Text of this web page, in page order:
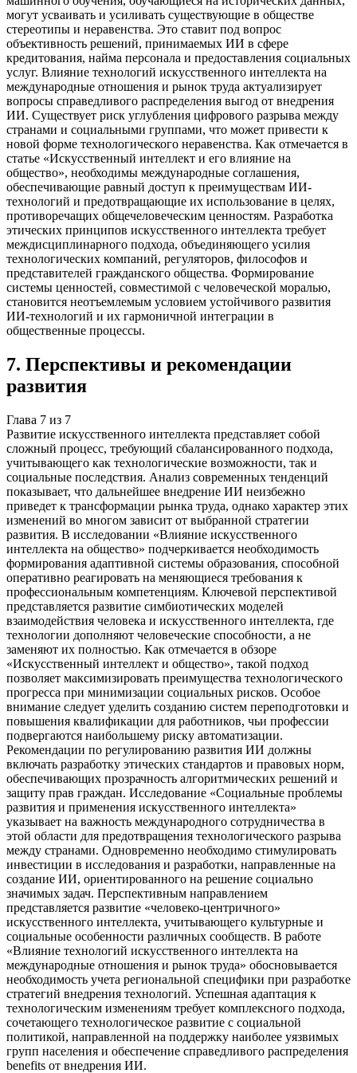
могут усваивать и усиливать существующие в обществе
стереотипы и неравенства. Это ставит под вопрос
объективность решений, принимаемых ИИ в сфере
кредитования, найма персонала и предоставления социальных
услуг. Влияние технологий искусственного интеллекта на
международные отношения и рынок труда актуализирует
вопросы справедливого распределения выгод от внедрения
ИИ. Существует риск углубления цифрового разрыва между
странами и социальными группами, что может привести к
новой форме технологического неравенства. Как отмечается в
статье «Искусственный интеллект и его влияние на
общество», необходимы международные соглашения,
обеспечивающие равный доступ к преимуществам ИИ-
технологий и предотвращающие их использование в целях,
противоречащих общечеловеческим ценностям. Разработка
этических принципов искусственного интеллекта требует
междисциплинарного подхода, объединяющего усилия
технологических компаний, регуляторов, философов и
представителей гражданского общества. Формирование
системы ценностей, совместимой с человеческой моралью,
становится неотъемлемым условием устойчивого развития
ИИ-технологий и их гармоничной интеграции в
общественные процессы.
7. Перспективы и рекомендации
развития
Глава 7 из 7
Развитие искусственного интеллекта представляет собой
сложный процесс, требующий сбалансированного подхода,
учитывающего как технологические возможности, так и
социальные последствия. Анализ современных тенденций
показывает, что дальнейшее внедрение ИИ неизбежно
приведет к трансформации рынка труда, однако характер этих
изменений во многом зависит от выбранной стратегии
развития. В исследовании «Влияние искусственного
интеллекта на общество» подчеркивается необходимость
формирования адаптивной системы образования, способной
оперативно реагировать на меняющиеся требования к
профессиональным компетенциям. Ключевой перспективой
представляется развитие симбиотических моделей
взаимодействия человека и искусственного интеллекта, где
технологии дополняют человеческие способности, а не
заменяют их полностью. Как отмечается в обзоре
«Искусственный интеллект и общество», такой подход
позволяет максимизировать преимущества технологического
прогресса при минимизации социальных рисков. Особое
внимание следует уделить созданию систем переподготовки и
повышения квалификации для работников, чьи профессии
подвергаются наибольшему риску автоматизации.
Рекомендации по регулированию развития ИИ должны
включать разработку этических стандартов и правовых норм,
обеспечивающих прозрачность алгоритмических решений и
защиту прав граждан. Исследование «Социальные проблемы
развития и применения искусственного интеллекта»
указывает на важность международного сотрудничества в
этой области для предотвращения технологического разрыва
между странами. Одновременно необходимо стимулировать
инвестиции в исследования и разработки, направленные на
создание ИИ, ориентированного на решение социально
значимых задач. Перспективным направлением
представляется развитие «человеко-центричного»
искусственного интеллекта, учитывающего культурные и
социальные особенности различных сообществ. В работе
«Влияние технологий искусственного интеллекта на
международные отношения и рынок труда» обосновывается
необходимость учета региональной специфики при разработке
стратегий внедрения технологий. Успешная адаптация к
технологическим изменениям требует комплексного подхода,
сочетающего технологическое развитие с социальной
политикой, направленной на поддержку наиболее уязвимых
групп населения и обеспечение справедливого распределения
benefits от внедрения ИИ.